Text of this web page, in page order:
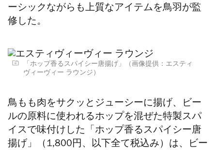
ーシックながらも上質なアイテムを鳥羽が監
修した。
「ホップ香るスパイシー唐揚げ」（画像提供：エスティ
ヴィーヴィー ラウンジ）
鳥もも肉をサクッとジューシーに揚げ、ビー
ルの原料に使われるホップを混ぜた特製スパ
イスで味付けした「ホップ香るスパイシー唐
揚げ」（1,800円、以下全て税込み）は、ビー